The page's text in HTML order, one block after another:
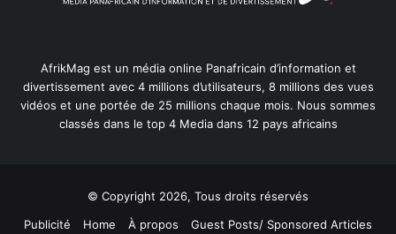
AfrikMag est un média online Panafricain d’information et
divertissement avec 4 millions d’utilisateurs, 8 millions des vues
vidéos et une portée de 25 millions chaque mois. Nous sommes
classés dans le top 4 Media dans 12 pays africains
© Copyright 2026, Tous droits réservés
Publicité
Home À propos Guest Posts/ Sponsored Articles